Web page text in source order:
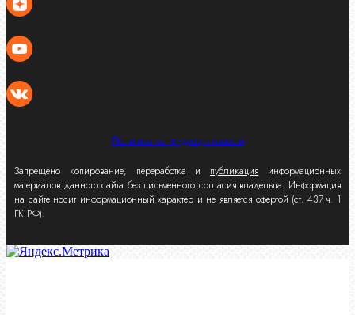
Политика конфиденциальности
Запрещено копирование, переработка и публикация информационных
материалов данного сайта без письменного согласия владельца. Информация
на сайте носит информационный характер и не является офертой (ст. 437 ч. 1
ГК РФ).